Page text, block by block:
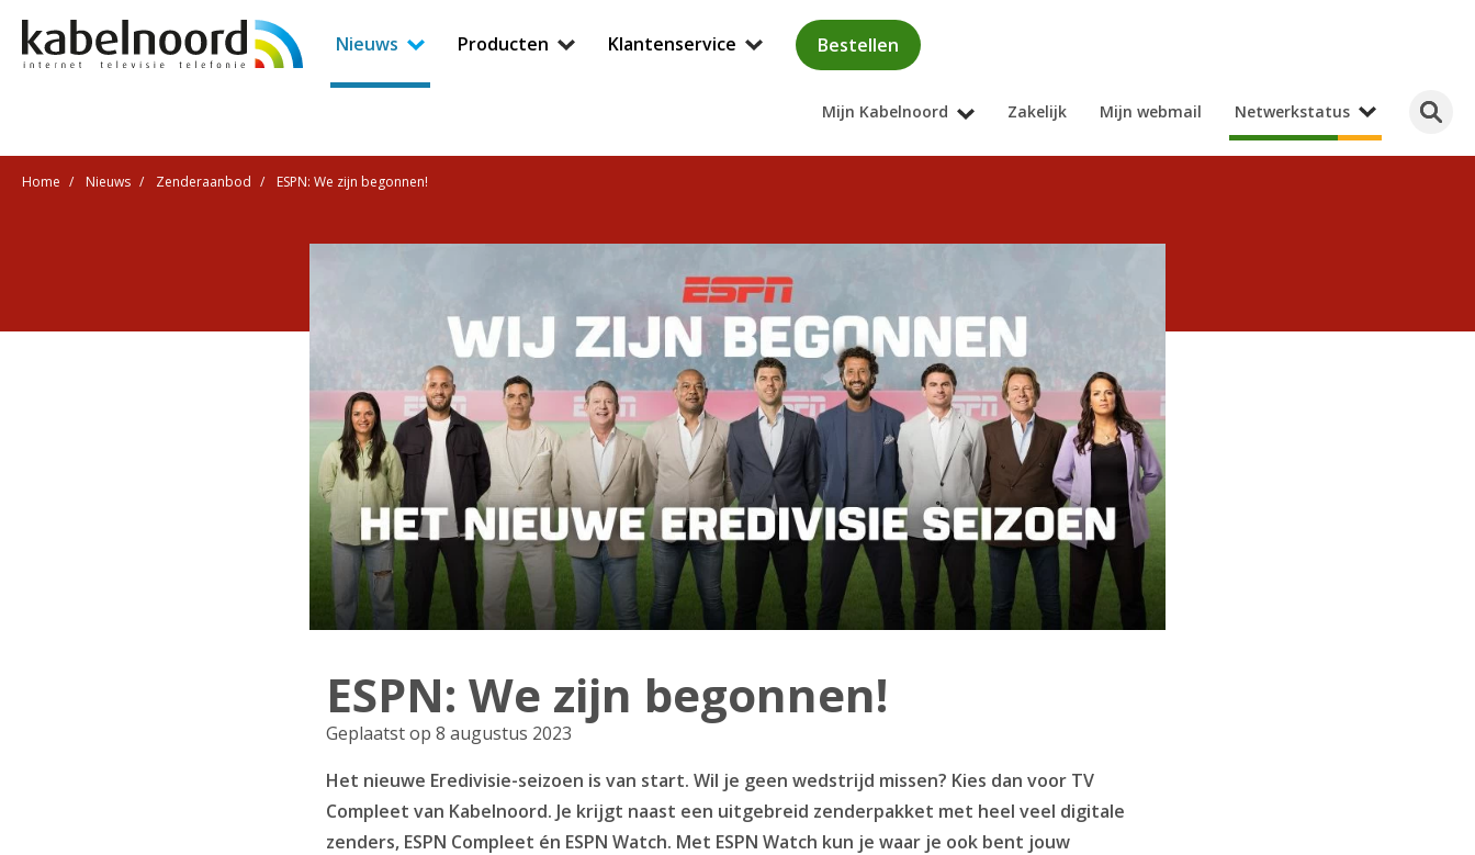
Nieuws Producten Klantenservice Bestellen
Mijn Kabelnoord Zakelijk Mijn webmail Netwerkstatus
Home Nieuws Zenderaanbod ESPN: We zijn begonnen!
ESPN: We zijn begonnen!
Geplaatst op 8 augustus 2023
Het nieuwe Eredivisie-seizoen is van start. Wil je geen wedstrijd missen? Kies dan voor TV
Compleet van Kabelnoord. Je krijgt naast een uitgebreid zenderpakket met heel veel digitale
zenders, ESPN Compleet én ESPN Watch. Met ESPN Watch kun je waar je ook bent jouw